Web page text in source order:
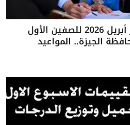
جدول امتحانات شهر أبريل 2026 للصفين الأول
الجيزة.. المواعيد